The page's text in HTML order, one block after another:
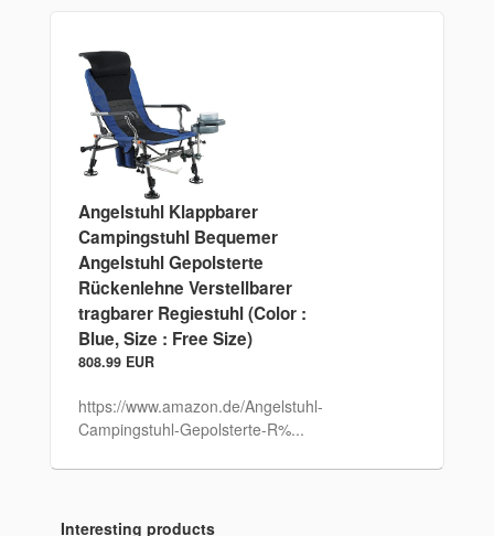
Angelstuhl Klappbarer
Campingstuhl Bequemer
Angelstuhl Gepolsterte
Rückenlehne Verstellbarer
tragbarer Regiestuhl (Color :
Blue, Size : Free Size)
808.99 EUR
https://www.amazon.de/Angelstuhl-
Campingstuhl-Gepolsterte-R%...
Interesting products